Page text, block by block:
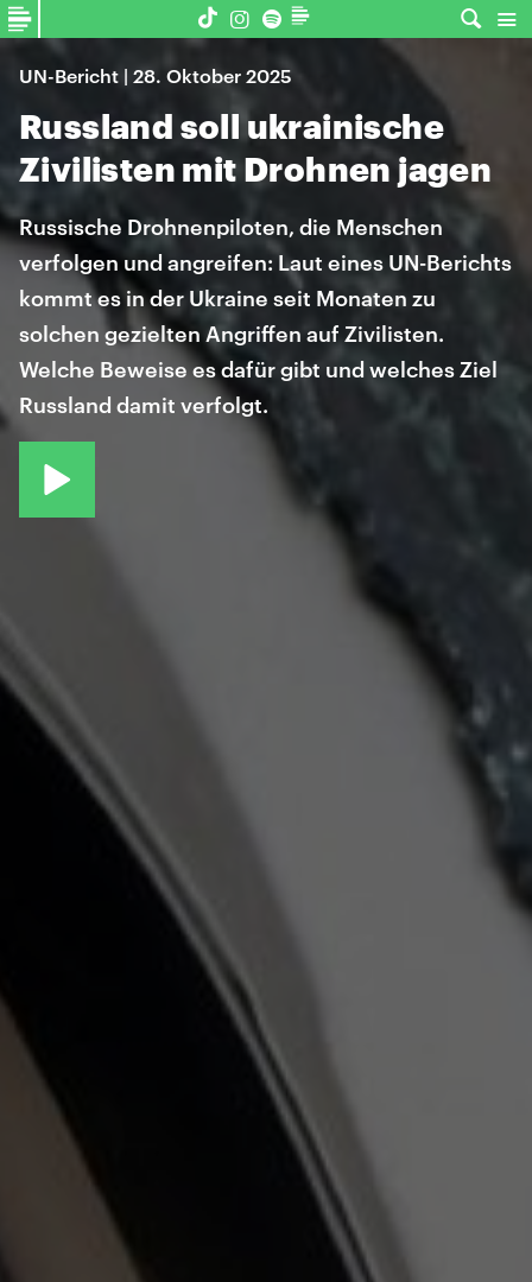
UN-Bericht | 28. Oktober 2025
Russland soll ukrainische
Zivilisten mit Drohnen jagen
Russische Drohnenpiloten, die Menschen
verfolgen und angreifen: Laut eines UN-Berichts
kommt es in der Ukraine seit Monaten zu
solchen gezielten Angriffen auf Zivilisten.
Welche Beweise es dafür gibt und welches Ziel
Russland damit verfolgt.